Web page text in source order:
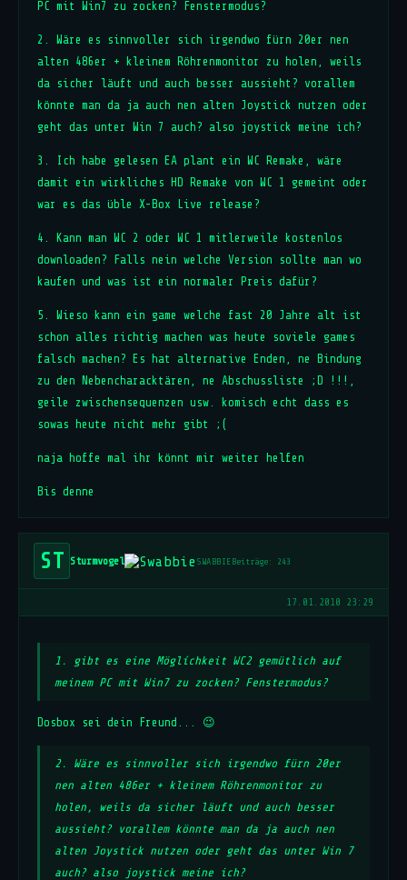
PC mit Win7 zu zocken? Fenstermodus?
2. Wäre es sinnvoller sich irgendwo fürn 20er nen
alten 486er + kleinem Röhrenmonitor zu holen, weils
da sicher läuft und auch besser aussieht? vorallem
könnte man da ja auch nen alten Joystick nutzen oder
geht das unter Win 7 auch? also joystick meine ich?
3. Ich habe gelesen EA plant ein WC Remake, wäre
damit ein wirkliches HD Remake von WC 1 gemeint oder
war es das üble X-Box Live release?
4. Kann man WC 2 oder WC 1 mitlerweile kostenlos
downloaden? Falls nein welche Version sollte man wo
kaufen und was ist ein normaler Preis dafür?
5. Wieso kann ein game welche fast 20 Jahre alt ist
schon alles richtig machen was heute soviele games
falsch machen? Es hat alternative Enden, ne Bindung
zu den Nebencharacktären, ne Abschussliste ;D !!!,
geile zwischensequenzen usw. komisch echt dass es
sowas heute nicht mehr gibt ;(
naja hoffe mal ihr könnt mir weiter helfen
Bis denne
ST Sturmvogel SWABBIEBeiträge: 243
17.01.2010 23:29
1. gibt es eine Möglíchkeit WC2 gemütlich auf
meinem PC mit Win7 zu zocken? Fenstermodus?
Dosbox sei dein Freund... 😉
2. Wäre es sinnvoller sich irgendwo fürn 20er
nen alten 486er + kleinem Röhrenmonitor zu
holen, weils da sicher läuft und auch besser
aussieht? vorallem könnte man da ja auch nen
alten Joystick nutzen oder geht das unter Win 7
auch? also joystick meine ich?